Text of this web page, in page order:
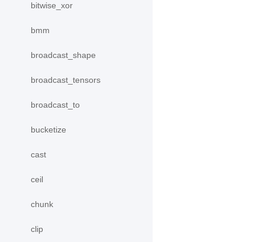
bitwise_xor
bmm
broadcast_shape
broadcast_tensors
broadcast_to
bucketize
cast
ceil
chunk
clip